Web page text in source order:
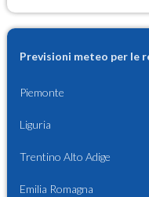
Previsioni meteo per le
Piemonte
Liguria
Trentino Alto Adige
Emilia Romagna